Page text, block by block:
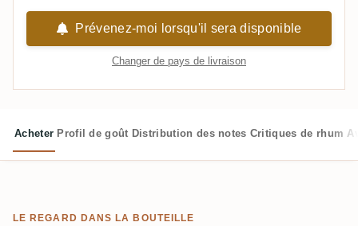
Prévenez-moi lorsqu'il sera disponible
Changer de pays de livraison
Acheter Profil de goût Distribution des notes Critiques de rhum
LE REGARD DANS LA BOUTEILLE